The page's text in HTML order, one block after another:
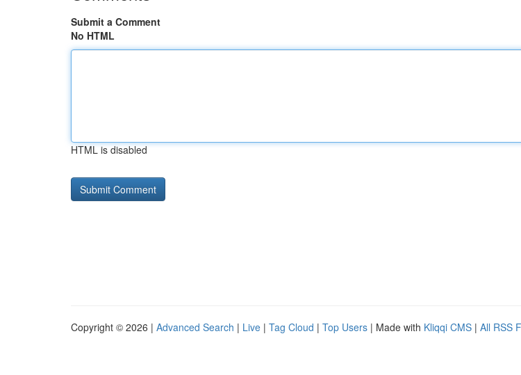
Submit a Comment
No HTML
HTML is disabled
Copyright © 2026 | Advanced Search | Live | Tag Cloud | Top Users | Made with Kliqqi CMS | All RSS